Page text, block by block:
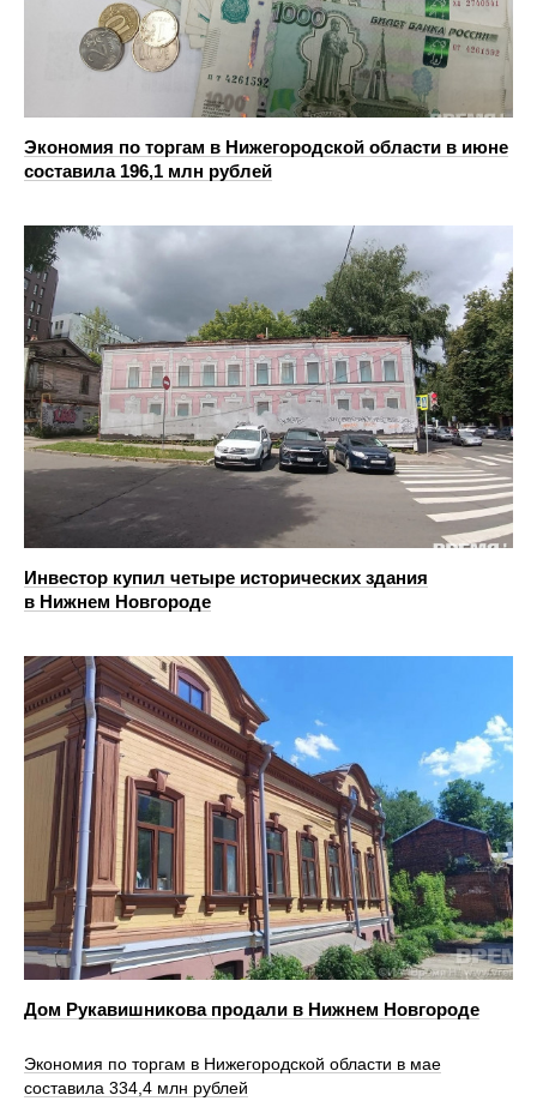
Экономия по торгам в Нижегородской области в июне
составила 196,1 млн рублей
Инвестор купил четыре исторических здания
в Нижнем Новгороде
Дом Рукавишникова продали в Нижнем Новгороде
Экономия по торгам в Нижегородской области в мае
составила 334,4 млн рублей